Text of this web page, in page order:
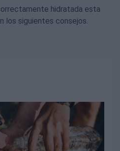
hidratada esta
los siguientes consejos.